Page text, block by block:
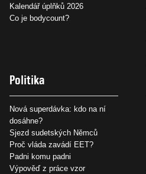
Kalendář úplňků 2026
Co je bodycount?
Politika
Nová superdávka: kdo na ní
dosáhne?
Sjezd sudetských Němců
Proč vláda zavádí EET?
Padni komu padni
Výpověď z práce vzor